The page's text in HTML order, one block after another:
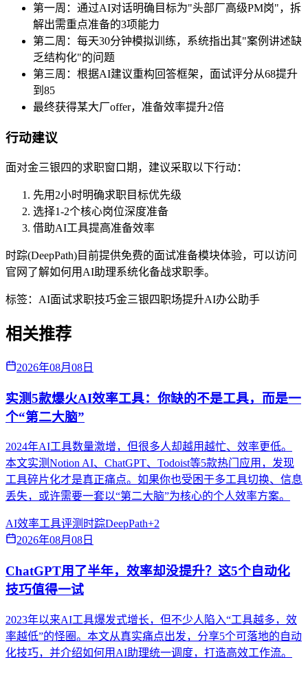
第一周：通过AI对话明确目标为"头部厂高级PM岗"，拆
解出需重点准备的3项能力
第二周：每天30分钟模拟训练，系统指出其"案例讲述缺
乏结构化"的问题
第三周：根据AI建议重构回答框架，面试评分从68提升
到85
最终获得某大厂offer，准备效率提升2倍
行动建议
面对金三银四的求职窗口期，建议采取以下行动：
先用2小时明确求职目标优先级
选择1-2个核心岗位深度准备
借助AI工具提高准备效率
时踪(DeepPath)目前提供免费的面试准备模块体验，可以访问
官网了解如何用AI助理系统化备战求职季。
标签： AI面试求职技巧金三银四职场提升AI办公助手
相关推荐
2026年08月08日
实测5款爆火AI效率工具：你缺的不是工具，而是一
个“第二大脑”
2024年AI工具数量激增，但很多人却越用越忙、效率更低。
本文实测Notion AI、ChatGPT、Todoist等5款热门应用，发现
工具碎片化才是真正痛点。如果你也受困于多工具切换、信息
丢失，或许需要一套以“第二大脑”为核心的个人效率方案。
AI效率工具评测 时踪DeepPath+2
2026年08月08日
ChatGPT用了半年，效率却没提升？这5个自动化
技巧值得一试
2023年以来AI工具爆发式增长，但不少人陷入“工具越多，效
率越低”的怪圈。本文从真实痛点出发，分享5个可落地的自动
化技巧，并介绍如何用AI助理统一调度，打造高效工作流。